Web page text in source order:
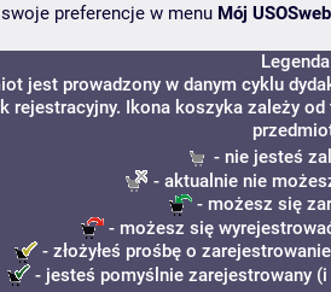
preferencje w menu Mój USOSweb
Legenda
jest prowadzony w danym cyklu
rejestracyjny. Ikona koszyka zależy
- nie jesteś
- aktualnie nie
- możesz się
- możesz się
- złożyłeś prośbę o
- jesteś pomyślnie zarejestrowany